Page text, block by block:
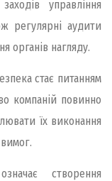
управління
регулярні аудити
органів нагляду.
стає питанням
компаній повинно
їх виконання
створення